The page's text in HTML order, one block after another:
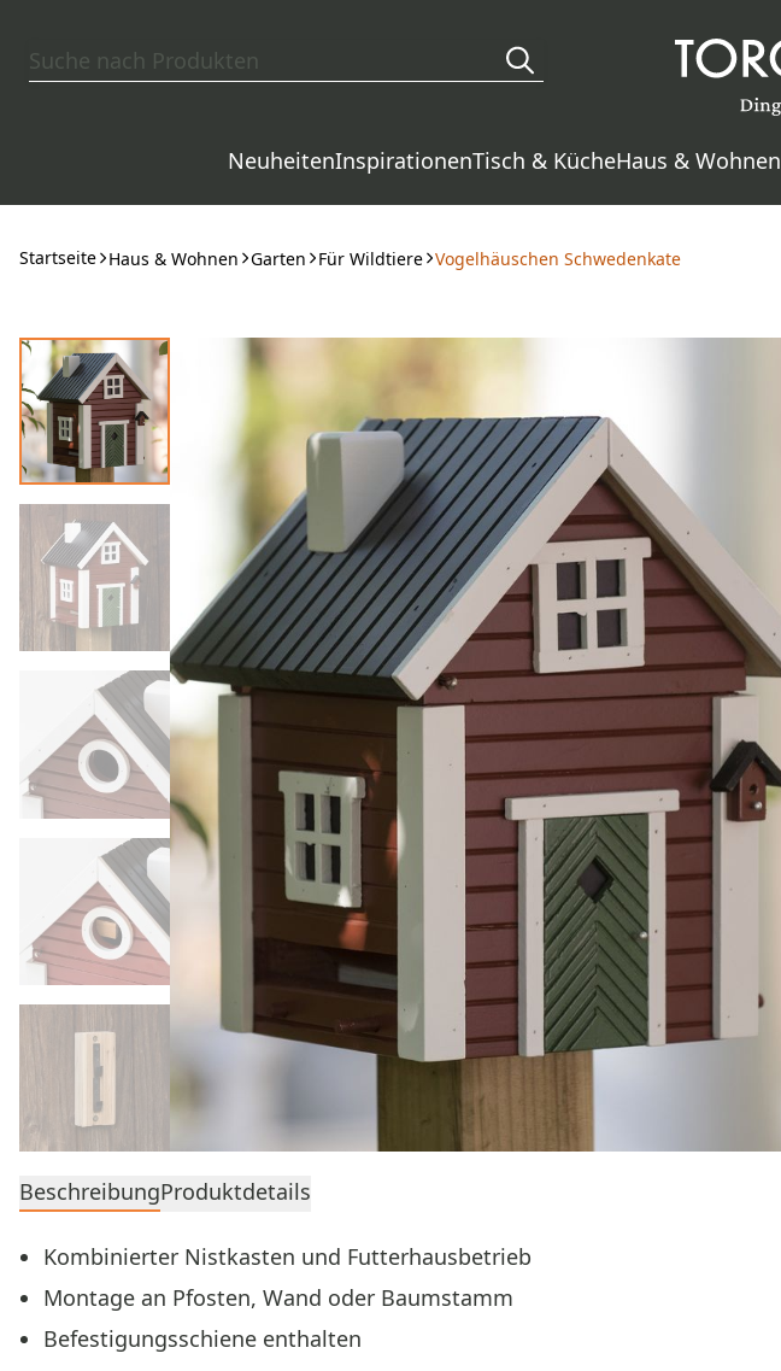
NeuheitenInspirationenTisch & KücheHaus & Wohnen
Startseite Haus & Wohnen Garten Für Wildtiere Vogelhäuschen Schwedenkate
BeschreibungProduktdetails
Kombinierter Nistkasten und Futterhausbetrieb
Montage an Pfosten, Wand oder Baumstamm
Befestigungsschiene enthalten